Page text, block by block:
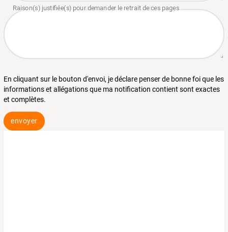
En cliquant sur le bouton d'envoi, je déclare penser de bonne foi que les
informations et allégations que ma notification contient sont exactes
et complètes.
envoyer